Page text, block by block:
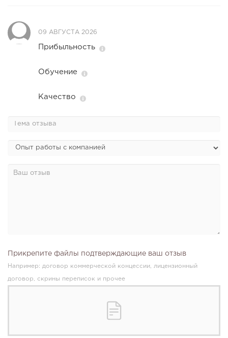
09 АВГУСТА 2026
Прибыльность
Обучение
Качество
Прикрепите файлы подтверждающие ваш отзыв
Например: договор коммерческой концессии, лицензионный
договор, скрины переписок и прочее